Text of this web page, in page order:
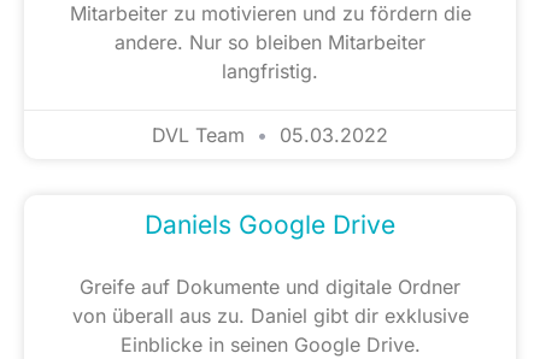
Mitarbeiter zu motivieren und zu fördern die
andere. Nur so bleiben Mitarbeiter
langfristig.
DVL Team 05.03.2022
Daniels Google Drive
Greife auf Dokumente und digitale Ordner
von überall aus zu. Daniel gibt dir exklusive
Einblicke in seinen Google Drive.